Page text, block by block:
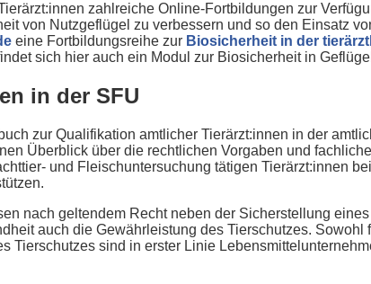
zahlreiche Online-Fortbildungen zur
von Nutzgeflügel zu verbessern und so den Einsatz
eine Fortbildungsreihe zur Biosicherheit in der
sich hier auch ein Modul zur Biosicherheit in
in der SFU
zur Qualifikation amtlicher Tierärzt:innen in der
Überblick über die rechtlichen Vorgaben und
und Fleischuntersuchung tätigen Tierärzt:innen
nach geltendem Recht neben der Sicherstellung
auch die Gewährleistung des Tierschutzes. Sowohl
Tierschutzes sind in erster Linie